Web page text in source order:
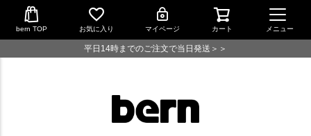
bern TOP お気に入り マイページ カート メニュー
平日14時までのご注文で当日発送＞＞